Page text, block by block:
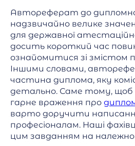
Автореферат до
надзвичайно велике
для державної
досить короткий час
ознайомитися зі змістом
Іншими словами,
частина диплома, яку
детально. Саме тому, щоб
гарне враження про
варто доручити
професіоналам. Наші
цим завданням на